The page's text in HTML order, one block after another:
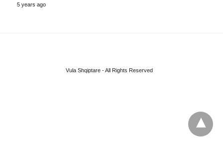
5 years ago
Vula Shqiptare - All Rights Reserved